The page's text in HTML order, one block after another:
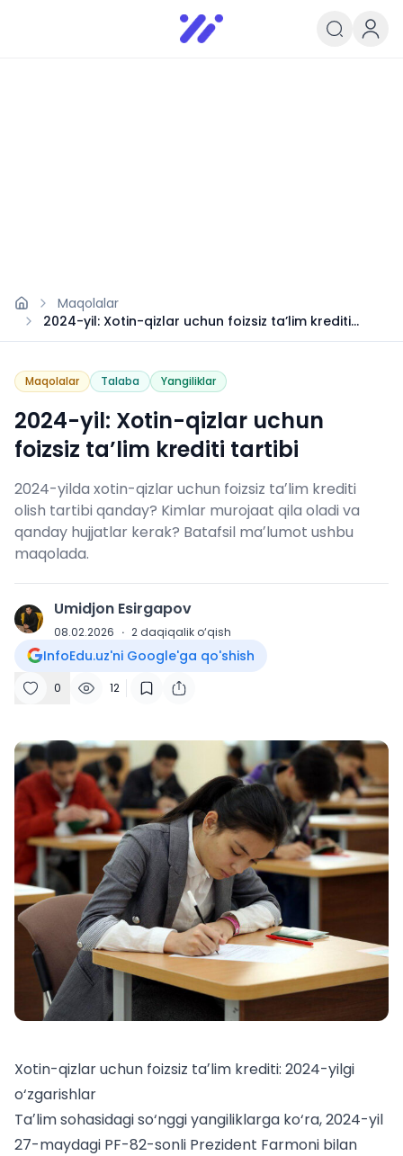
Infoedu
Ta&#039;lim xabarlari va
Maqolalar
2024-yil: Xotin-qizlar uchun foizsiz taʼlim krediti
tartibi
Maqolalar Talaba Yangiliklar
2024-yil: Xotin-qizlar uchun
foizsiz taʼlim krediti tartibi
2024-yilda xotin-qizlar uchun foizsiz taʼlim krediti
olish tartibi qanday? Kimlar murojaat qila oladi va
qanday hujjatlar kerak? Batafsil maʼlumot ushbu
maqolada.
U Umidjon Esirgapov
08.02.2026 · 2 daqiqalik o‘qish
InfoEdu.uz'ni Google'ga qo'shish
0 12
Xotin-qizlar uchun foizsiz taʼlim krediti: 2024-yilgi
o‘zgarishlar
Taʼlim sohasidagi so‘nggi yangiliklarga ko‘ra, 2024-yil
27-maydagi PF-82-sonli Prezident Farmoni bilan